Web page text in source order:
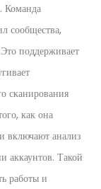
Команда
сообщества,
поддерживает
сканирования
как она
включают анализ
аккаунтов. Такой
работы и